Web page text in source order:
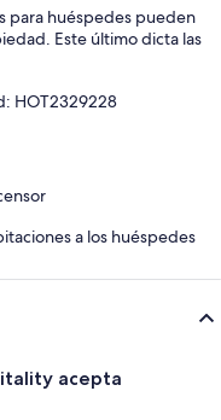
para huéspedes pueden
Este último dicta las
HOT2329228
a los huéspedes
acepta